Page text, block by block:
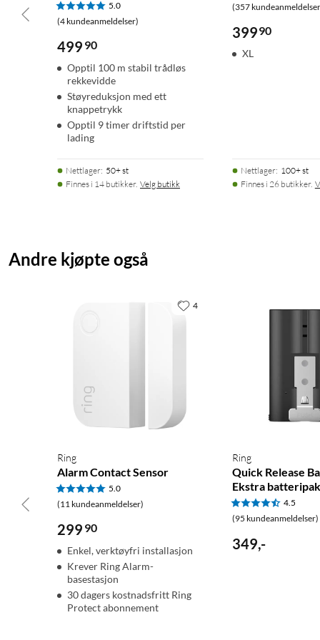
5.0
(4 kundeanmeldelser)
499 90
Opptil 100 m stabil trådløs
rekkevidde
Støyreduksjon med ett
knappetrykk
Opptil 9 timer driftstid per
lading
Nettlager: 50+ st
Finnes i 14 butikker. Velg butikk
(357
39990
XL
Nettlager: 100+ st
Finnes i 26 butikker.
Andre kjøpte også
Ring
Alarm Contact Sensor
5.0
(11 kundeanmeldelser)
299 90
Enkel, verktøyfri installasjon
Krever Ring Alarm-
basestasjon
30 dagers kostnadsfritt Ring
Protect abonnement
4
Ring
Quick Release
Ekstra
4.5
(95 kundeanmeldelser)
349,-